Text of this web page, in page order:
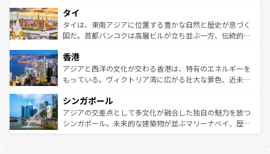
リティに包まれながら、韓国の多彩な魅力を心ゆくまで味
わってみてほしい。 なお、新着の韓国情報はコンテンツ一
覧を参照してほしい。
急速な発展と共に伝統が息づく。ハノイの古い町並みやホ
ーチミン市のフランス統治時代の建物も、独特の雰囲気を
醸し出している。また、バラエティの豊かさとおいしさで
とつ。フォーやバインミー、ベトナムコーヒーなどは、ぜ
ひ現地で味わいたい。どの地域を訪れてもあたたかい人々
が旅行者を迎えてくれるので、きっと忘れられない旅にな
参照してほしい。
タイ
タイは、東南アジアに位置する豊かな自然と歴史が息づく
国だ。首都バンコクは高層ビルが立ち並ぶ一方、伝統的な
の活気が交差している。北部ではチェンマイなどの山岳地
帯で自然と触れ合い、南部ではプーケットやクラビの美し
いビーチでリゾート気分を楽しむことができる。タイ料理
激する。気候は一年中温暖で、どの季節にも異なる楽しみ
が待っている。親しみやすいタイの人々、仏教を中心とし
た文化、そして多様な観光資源が、訪れる旅人を魅了し続
香港
アジアと西洋の文化が交わる香港は、特有のエネルギーを
もっている。ヴィクトリア湾に広がる壮大な景色、近未来
み、どこを訪れても感動するはず。観光スポットが密集し
ており、効率よく見どころを回れるのも魅力。息をのむよ
うな絶景から文化的な体験まで、香港を存分に楽しみ尽く
シンガポール
アジアの交差点として多文化が融合した独自の魅力を放つ
シンガポール。未来的な建築物が並ぶマリーナベイ、歴史